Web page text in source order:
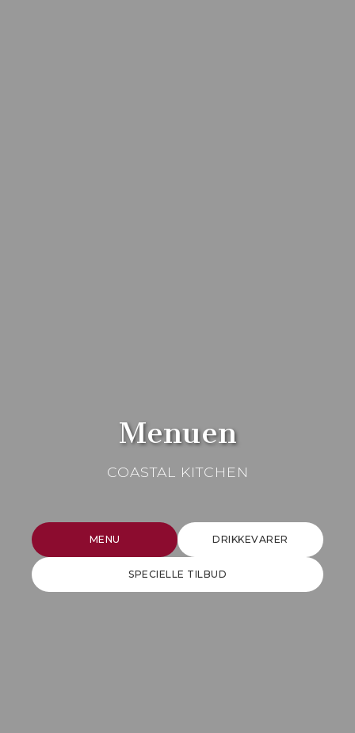
Menuen
COASTAL KITCHEN
MENU DRIKKEVARER
SPECIELLE TILBUD